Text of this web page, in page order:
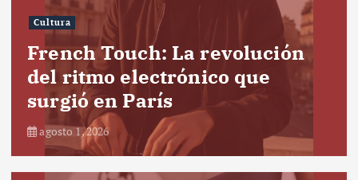
Cultura
French Touch: La revolución
del ritmo electrónico que
surgió en París
agosto 1, 2026